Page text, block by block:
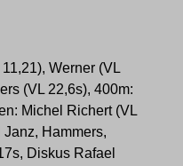
Werner (VL
(VL 22,6s), 400m:
Michel Richert (VL
Janz, Hammers,
Diskus Rafael